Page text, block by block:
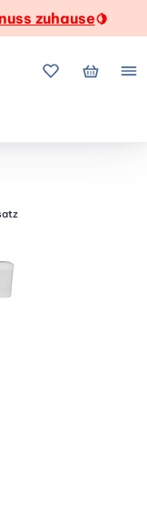
zuhause🍋
MeineMein